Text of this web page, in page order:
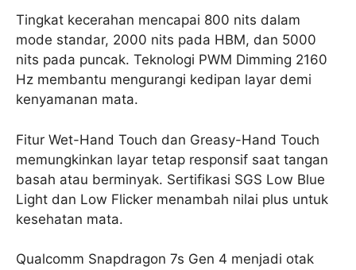
Tingkat kecerahan mencapai 800 nits dalam
mode standar, 2000 nits pada HBM, dan 5000
nits pada puncak. Teknologi PWM Dimming 2160
Hz membantu mengurangi kedipan layar demi
kenyamanan mata.
Fitur Wet-Hand Touch dan Greasy-Hand Touch
memungkinkan layar tetap responsif saat tangan
basah atau berminyak. Sertifikasi SGS Low Blue
Light dan Low Flicker menambah nilai plus untuk
kesehatan mata.
Qualcomm Snapdragon 7s Gen 4 menjadi otak